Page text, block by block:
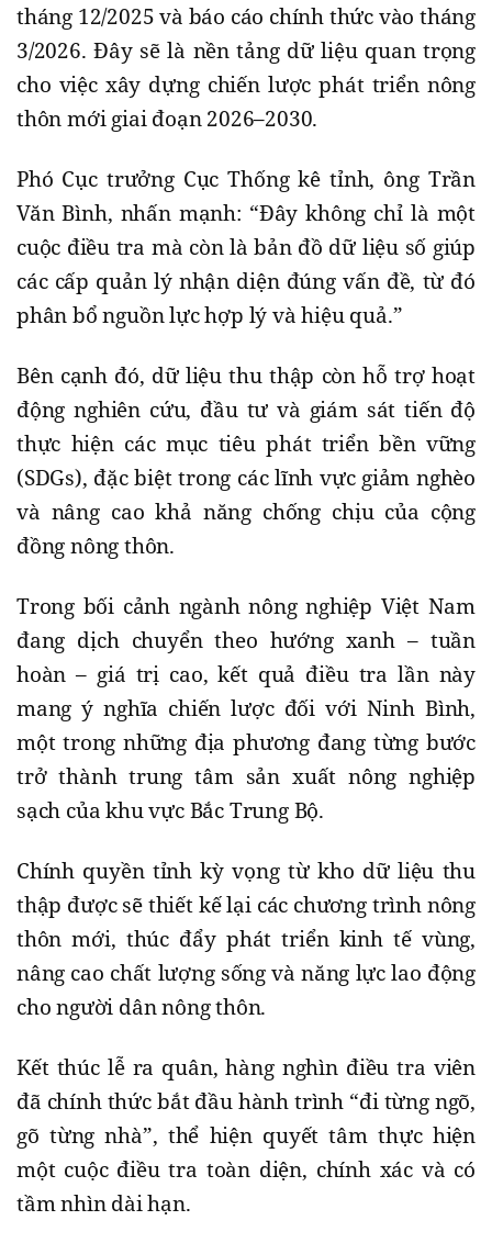
tháng 12/2025 và báo cáo chính thức vào tháng
3/2026. Đây sẽ là nền tảng dữ liệu quan trọng
cho việc xây dựng chiến lược phát triển nông
thôn mới giai đoạn 2026–2030.
Phó Cục trưởng Cục Thống kê tỉnh, ông Trần
Văn Bình, nhấn mạnh: “Đây không chỉ là một
cuộc điều tra mà còn là bản đồ dữ liệu số giúp
các cấp quản lý nhận diện đúng vấn đề, từ đó
phân bổ nguồn lực hợp lý và hiệu quả.”
Bên cạnh đó, dữ liệu thu thập còn hỗ trợ hoạt
động nghiên cứu, đầu tư và giám sát tiến độ
thực hiện các mục tiêu phát triển bền vững
(SDGs), đặc biệt trong các lĩnh vực giảm nghèo
và nâng cao khả năng chống chịu của cộng
đồng nông thôn.
Trong bối cảnh ngành nông nghiệp Việt Nam
đang dịch chuyển theo hướng xanh – tuần
hoàn – giá trị cao, kết quả điều tra lần này
mang ý nghĩa chiến lược đối với Ninh Bình,
một trong những địa phương đang từng bước
trở thành trung tâm sản xuất nông nghiệp
sạch của khu vực Bắc Trung Bộ.
Chính quyền tỉnh kỳ vọng từ kho dữ liệu thu
thập được sẽ thiết kế lại các chương trình nông
thôn mới, thúc đẩy phát triển kinh tế vùng,
nâng cao chất lượng sống và năng lực lao động
cho người dân nông thôn.
Kết thúc lễ ra quân, hàng nghìn điều tra viên
đã chính thức bắt đầu hành trình “đi từng ngõ,
gõ từng nhà”, thể hiện quyết tâm thực hiện
một cuộc điều tra toàn diện, chính xác và có
tầm nhìn dài hạn.